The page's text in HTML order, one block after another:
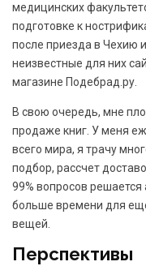
медицинских
подготовке к
после приезда в Чехию
неизвестные для них
магазине Подебрад.ру.
В свою очередь, мне
продаже книг. У меня
всего мира, я трачу
подбор, рассчет
99% вопросов
больше времени для
вещей.
Перспективы